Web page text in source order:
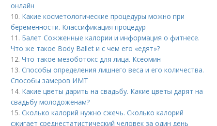
онлайн
10. Какие косметологические процедуры можно при
беременности. Классификация процедур
11. Балет Сожженные калории и информация о фитнесе.
Что же такое Body Ballet и с чем его «едят»?
12.Что такое мезоботокс для лица. Ксеомин
13.Способы определения лишнего веса и его количества.
Способы замеров ИМТ
14. Какие цветы дарить на свадьбу. Какие цветы дарят на
свадьбу молодожёнам?
15.Сколько калорий нужно сжечь. Сколько калорий
сжигает среднестатистический человек за один день